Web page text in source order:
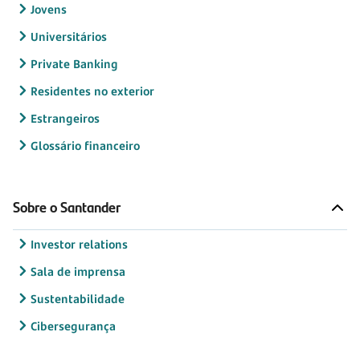
Jovens
Universitários
Private Banking
Residentes no exterior
Estrangeiros
Glossário financeiro
Sobre o Santander
Investor relations
Sala de imprensa
Sustentabilidade
Cibersegurança